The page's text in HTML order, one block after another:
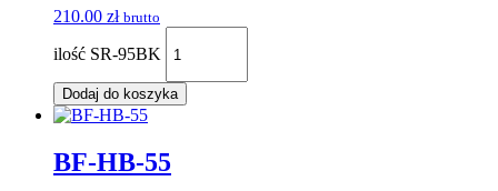
210.00 zł brutto
ilość SR-95BK
Dodaj do koszyka
BF-HB-55